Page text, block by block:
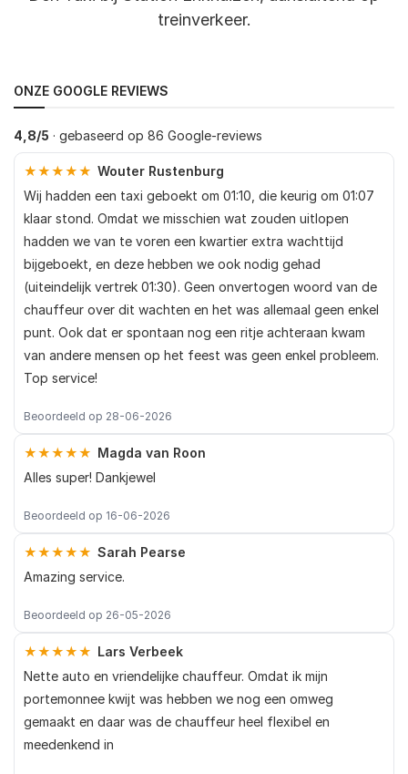
treinverkeer.
ONZE GOOGLE REVIEWS
4,8/5 · gebaseerd op 86 Google-reviews
★★★★★ Wouter Rustenburg
Wij hadden een taxi geboekt om 01:10, die keurig om 01:07
klaar stond. Omdat we misschien wat zouden uitlopen
hadden we van te voren een kwartier extra wachttijd
bijgeboekt, en deze hebben we ook nodig gehad
(uiteindelijk vertrek 01:30). Geen onvertogen woord van de
chauffeur over dit wachten en het was allemaal geen enkel
punt. Ook dat er spontaan nog een ritje achteraan kwam
van andere mensen op het feest was geen enkel probleem.
Top service!
Beoordeeld op 28-06-2026
★★★★★ Magda van Roon
Alles super! Dankjewel
Beoordeeld op 16-06-2026
★★★★★ Sarah Pearse
Amazing service.
Beoordeeld op 26-05-2026
★★★★★ Lars Verbeek
Nette auto en vriendelijke chauffeur. Omdat ik mijn
portemonnee kwijt was hebben we nog een omweg
gemaakt en daar was de chauffeur heel flexibel en
meedenkend in